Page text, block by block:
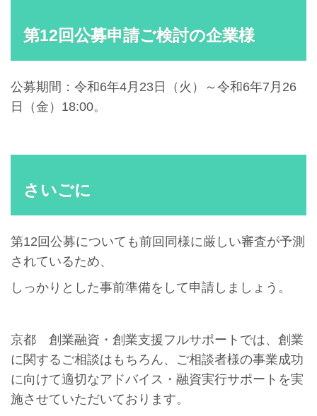
第12回公募申請ご検討の企業様
公募期間：令和6年4月23日（火）～令和6年7月26
日（金）18:00。
さいごに
第12回公募についても前回同様に厳しい審査が予測
されているため、
しっかりとした事前準備をして申請しましょう。
京都 創業融資・創業支援フルサポートでは、創業
に関するご相談はもちろん、ご相談者様の事業成功
に向けて適切なアドバイス・融資実行サポートを実
施させていただいております。